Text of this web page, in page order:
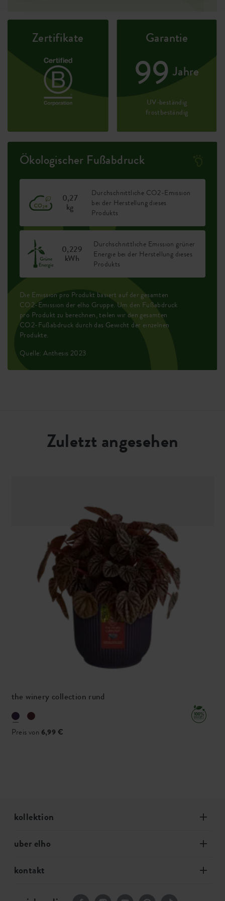
Zertifikate Garantie
99 Jahre
UV-beständig
frostbeständig
Ökologischer Fußabdruck
0,27
kg
Durchschnittliche CO2-Emission
bei der Herstellung dieses
Produkts
0,229
kWh
Durchschnittliche Emission grüner
Energie bei der Herstellung dieses
Produkts
Die Emission pro Produkt basiert auf der gesamten
CO2-Emission der elho Gruppe. Um den Fußabdruck
pro Produkt zu berechnen, teilen wir den gesamten
CO2-Fußabdruck durch das Gewicht der einzelnen
Produkte.
Quelle: Anthesis 2023
Zuletzt angesehen
the winery collection rund
Preis von 6,99 €
kollektion
uber elho
kontakt